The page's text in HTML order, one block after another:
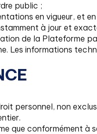
public ;
en vigueur, et
à jour et
de la Plateforme
Les informations
personnel, non
que conformément à